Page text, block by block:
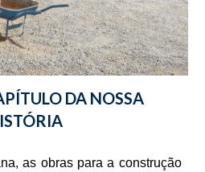
DA NOSSA
as obras para a construção